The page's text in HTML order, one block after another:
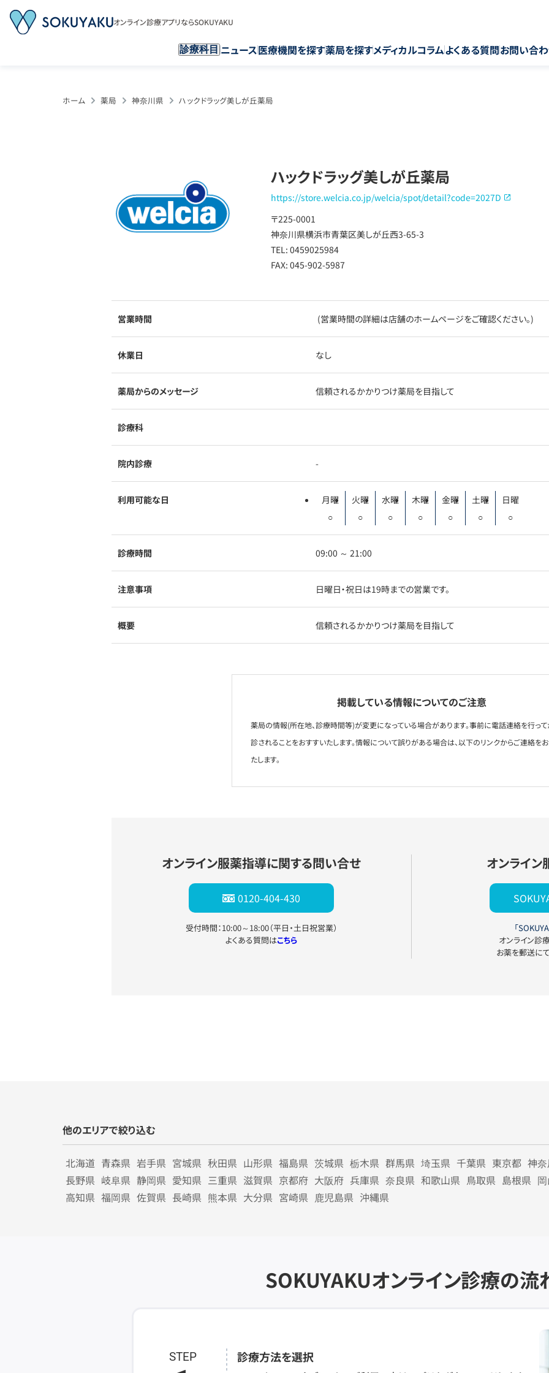
オンライン診療アプリならSOKUYAKU
診療科目 ニュース医療機関を探す薬局を探すメディカルコラムよくある質問お問い合
ホーム 薬局 神奈川県 ハックドラッグ美しが丘薬局
ハックドラッグ美しが丘薬局
https://store.welcia.co.jp/welcia/spot/detail?code=2027D
〒225-0001
神奈川県横浜市青葉区美しが丘西3-65-3
TEL: 0459025984
FAX: 045-902-5987
営業時間 (営業時間の詳細は店舗のホームページをご確認ください。)
休業日 なし
薬局からのメッセージ 信頼されるかかりつけ薬局を目指して
診療科
院内診療 -
利用可能な日
月曜
○
火曜
○
水曜
○
木曜
○
金曜
○
土曜
○
日曜
○
診療時間 09:00 ～ 21:00
注意事項 日曜日・祝日は19時までの営業です。
概要 信頼されるかかりつけ薬局を目指して
掲載している情報についてのご注意
薬局の情報(所在地、診療時間等)が変更になっている場合があります。事前に電話連絡を行っ
診されることをおすすいたします。情報について誤りがある場合は、以下のリンクからご連絡を
たします。
オンライン服薬指導に関する問い合せ
0120-404-430
受付時間：10:00～18:00（平日・土日祝営業）
よくある質問はこちら
オンライ
「
オンライン診
お薬を郵送に
他のエリアで絞り込む
北海道 青森県 岩手県 宮城県 秋田県 山形県 福島県 茨城県 栃木県 群馬県 埼玉県 千葉県 東京都 神
長野県 岐阜県 静岡県 愛知県 三重県 滋賀県 京都府 大阪府 兵庫県 奈良県 和歌山県 鳥取県 島根県
高知県 福岡県 佐賀県 長崎県 熊本県 大分県 宮崎県 鹿児島県 沖縄県
SOKUYAKUオンライン診療の流
STEP 診療方法を選択